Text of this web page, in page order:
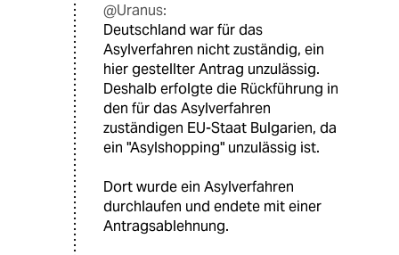
@Uranus:
Deutschland war für das
Asylverfahren nicht zuständig, ein
hier gestellter Antrag unzulässig.
Deshalb erfolgte die Rückführung in
den für das Asylverfahren
zuständigen EU-Staat Bulgarien, da
ein "Asylshopping" unzulässig ist.
Dort wurde ein Asylverfahren
durchlaufen und endete mit einer
Antragsablehnung.